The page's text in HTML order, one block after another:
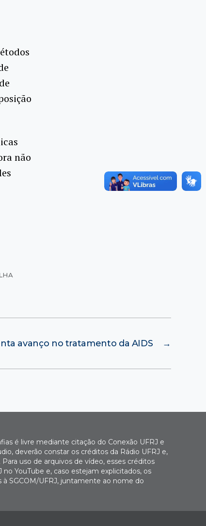
não
→
avanço no tratamento da AIDS
é livre mediante citação do Conexão UFRJ e
deverão constar os créditos da Rádio UFRJ e,
uso de arquivos de vídeo, esses créditos
YouTube e, caso estejam explicitados, os
SGCOM/UFRJ, juntamente ao nome do